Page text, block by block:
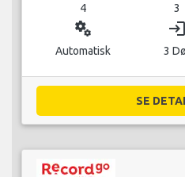
4 3
miscellaneous_services
Automatisk
login
3
SE